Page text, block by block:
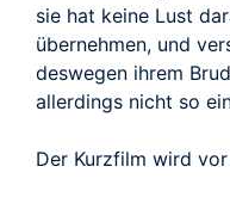
sie hat keine Lust
übernehmen, und
deswegen ihrem
allerdings nicht so
Der Kurzfilm wird